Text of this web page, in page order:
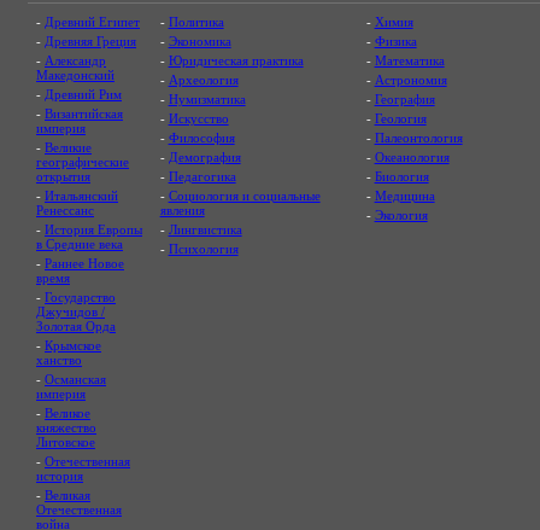
- Древний Египет
- Древняя Греция
- Александр
Македонский
- Древний Рим
- Византийская
империя
- Великие
географические
открытия
- Итальянский
Ренессанс
- История Европы
в Средние века
- Раннее Новое
время
- Государство
Джучидов /
Золотая Орда
- Крымское
ханство
- Османская
империя
- Великое
княжество
Литовское
- Отечественная
история
- Великая
Отечественная
война
- Политика
- Экономика
- Юридическая практика
- Археология
- Нумизматика
- Искусство
- Философия
- Демография
- Педагогика
- Социология и социальные
явления
- Лингвистика
- Психология
- Химия
- Физика
- Математика
- Астрономия
- География
- Геология
- Палеонтология
- Океанология
- Биология
- Медицина
- Экология